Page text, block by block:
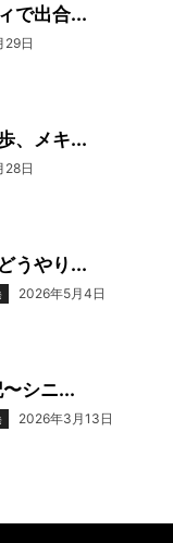
で出合...
29日
、メキ...
28日
うやり...
2026年5月4日
シニ...
2026年3月13日